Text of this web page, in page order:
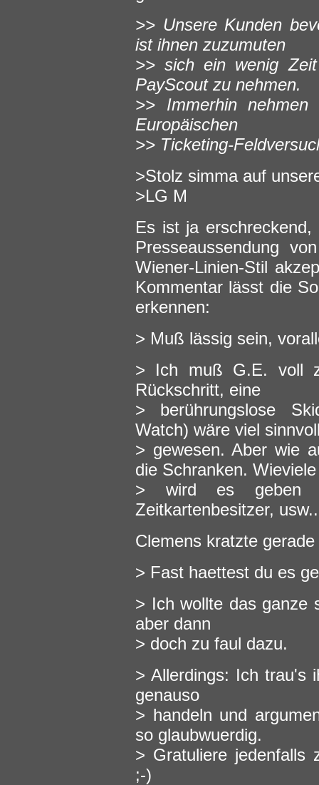
>> Unsere Kunden
ist ihnen zuzumuten
>> sich ein wenig
PayScout zu nehmen.
>> Immerhin
Europäischen
>> Ticketing-
>Stolz simma auf
>LG M
Es ist ja erschreckend,
Presseaussendung
Wiener-Linien-Stil
Kommentar lässt die
erkennen:
> Muß lässig sein,
> Ich muß G.E. voll
Rückschritt, eine
> berührungslose
Watch) wäre viel
> gewesen. Aber wie
die Schranken. Wieviele
> wird es geben
Zeitkartenbesitzer,
Clemens kratzte
> Fast haettest du es
> Ich wollte das ganze
aber dann
> doch zu faul dazu.
> Allerdings: Ich trau's
genauso
> handeln und
so glaubwuerdig.
> Gratuliere jedenfalls
;-)